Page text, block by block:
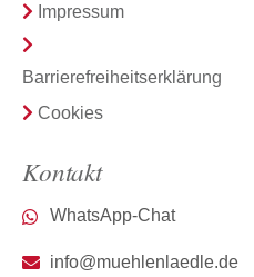
Impressum
Barrierefreiheitserklärung
Cookies
Kontakt
WhatsApp-Chat
info@muehlenlaedle.de